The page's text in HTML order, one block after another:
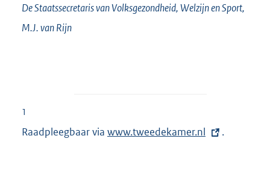
De Staatssecretaris van Volksgezondheid, Welzijn en Sport,
M.J. vanRijn
1
Raadpleegbaar via E
www.tweedekamer.nl .